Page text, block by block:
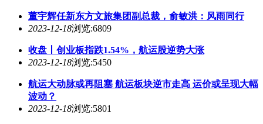
董宇辉任新东方文旅集团副总裁，俞敏洪：风雨同行
2023-12-18浏览:6809
收盘丨创业板指跌1.54%，航运股逆势大涨
2023-12-18浏览:5450
航运大动脉或再阻塞 航运板块逆市走高 运价或呈现大幅
波动？
2023-12-18浏览:5801